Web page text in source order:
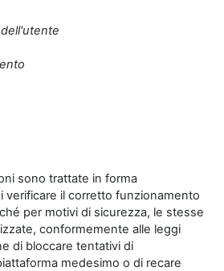
sono trattate in forma
verificare il corretto funzionamento
per motivi di sicurezza, le stesse
conformemente alle leggi
di bloccare tentativi di
medesimo o di recare